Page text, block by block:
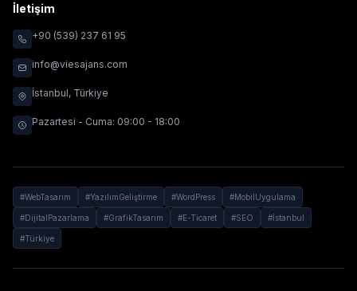
İletişim
+90 (539) 237 61 95
info@viesajans.com
İstanbul, Türkiye
Pazartesi - Cuma: 09:00 - 18:00
#WebTasarım #YazılımGeliştirme #WordPress #MobilUygulama
#DijitalPazarlama #GrafikTasarım #E-Ticaret #SEO #İstanbul
#Türkiye